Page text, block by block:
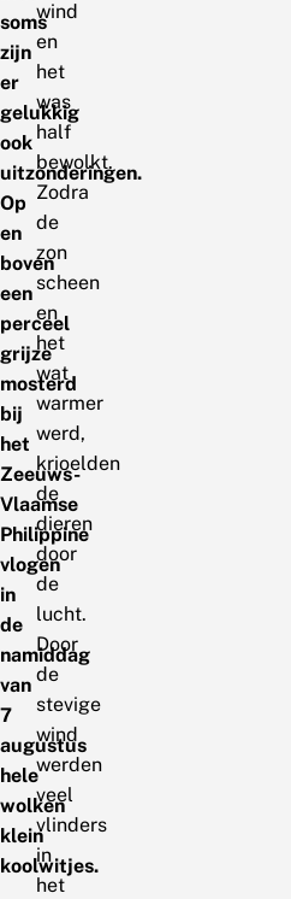
soms
zijn
er
gelukkig
ook
uitzonderingen.
Op
en
boven
een
perceel
grijze
mosterd
bij
het
Zeeuws-
Vlaamse
Philippine
vlogen
in
de
namiddag
van
7
augustus
hele
wolken
klein
koolwitjes.
wind
en
het
was
half
bewolkt.
Zodra
de
zon
scheen
en
het
wat
warmer
werd,
krioelden
de
dieren
door
de
lucht.
Door
de
stevige
wind
werden
veel
vlinders
in
het